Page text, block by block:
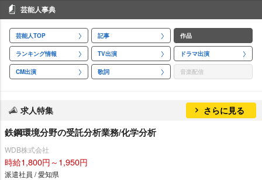
芸能人事典
芸能人TOP 記事 作品
ランキング情報 TV出演 ドラマ出演
CM出演 歌詞 音楽配信
求人特集 さらに見る
鉄鋼環境分野の受託分析業務/化学分析
WDB株式会社
時給1,800円～1,950円
派遣社員 / 愛知県